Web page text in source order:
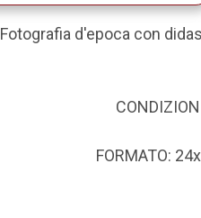
Fotografia d'epoca con
FORMATO: